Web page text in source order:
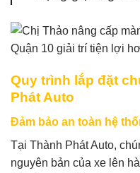
Quy trình lắp đặt
Phát Auto
Đảm bảo an toàn hệ
Tại Thành Phát Auto,
nguyên bản của xe lên